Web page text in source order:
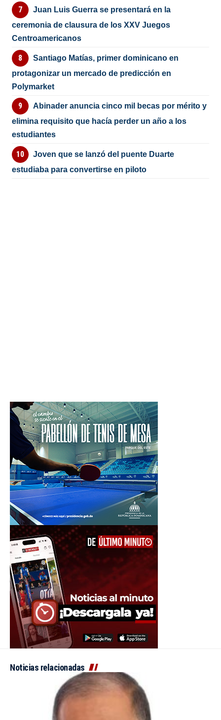
Juan Luis Guerra se presentará en la
ceremonia de clausura de los XXV Juegos
Centroamericanos
Santiago Matías, primer dominicano en
protagonizar un mercado de predicción en
Polymarket
Abinader anuncia cinco mil becas por mérito y
elimina requisito que hacía perder un año a los
estudiantes
Joven que se lanzó del puente Duarte
estudiaba para convertirse en piloto
Noticias relacionadas